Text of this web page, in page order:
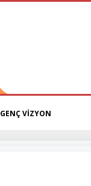
GENÇ VİZYON